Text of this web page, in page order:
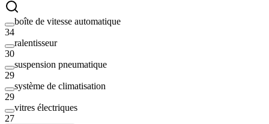
boîte de vitesse automatique
34
ralentisseur
30
suspension pneumatique
29
système de climatisation
29
vitres électriques
27